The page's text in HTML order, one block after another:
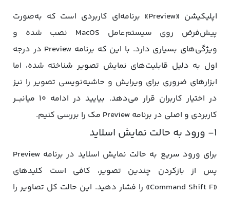
اپلیکیشن «Preview» برنامه‌ای کاربردی است که به‌صورت
پیش‌فرض روی سیستم‌عامل MacOS نصب شده و
ویژگی‌های بسیاری دارد. با این که برنامه Preview در درجه
اول به دلیل قابلیت‌های نمایش تصویر شناخته شده، اما
ابزارهای ضروری برای ویرایش و حاشیه‌نویسی تصویر را نیز
در اختیار کاربران قرار می‌دهد. بیایید در ادامه ۱۰ میانبـــر
کاربردی و اصلی در برنامه Preview مک را بررسی کنیم.
۱- ورود به حالت نمایش اسلاید
برای ورود سریع به حالت نمایش اسلاید در برنامه Preview
پس از بازکردن چندین تصویر، کافی است کلیدهای
«Command Shift F» را فشار دهید. این حالت کل تصاویر را